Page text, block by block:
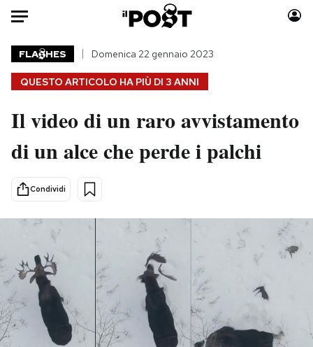
Auto
HOME
Italia
Politica
Tecnologia
Internet
Scienza
Cultura
Economia
Sport
Moda
Consumismi
Media
Altrecose
Mondiali calcio 2026
PODCAST
QUESTO ARTICOLO HA PIÙ DI 3 ANNI
FLA HES Domenica 22 gennaio 2023
Il video di un raro avvistamento
di un alce che perde i palchi
Condividi